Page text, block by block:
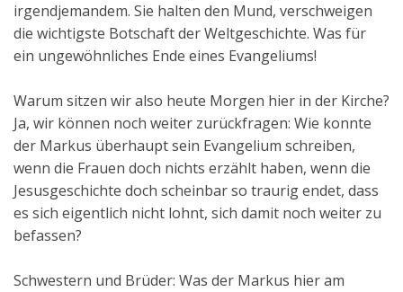
irgendjemandem. Sie halten den Mund, verschweigen
die wichtigste Botschaft der Weltgeschichte. Was für
ein ungewöhnliches Ende eines Evangeliums!
Warum sitzen wir also heute Morgen hier in der Kirche?
Ja, wir können noch weiter zurückfragen: Wie konnte
der Markus überhaupt sein Evangelium schreiben,
wenn die Frauen doch nichts erzählt haben, wenn die
Jesusgeschichte doch scheinbar so traurig endet, dass
es sich eigentlich nicht lohnt, sich damit noch weiter zu
befassen?
Schwestern und Brüder: Was der Markus hier am